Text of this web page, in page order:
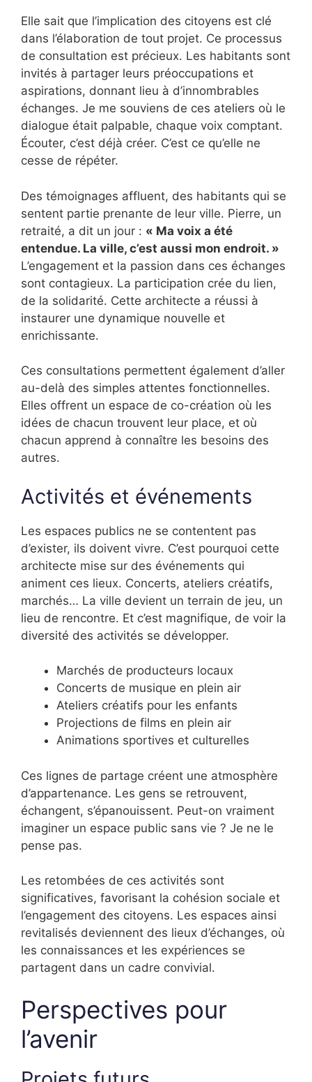
Elle sait que l’implication des citoyens est clé
dans l’élaboration de tout projet. Ce processus
de consultation est précieux. Les habitants sont
invités à partager leurs préoccupations et
aspirations, donnant lieu à d’innombrables
échanges. Je me souviens de ces ateliers où le
dialogue était palpable, chaque voix comptant.
Écouter, c’est déjà créer. C’est ce qu’elle ne
cesse de répéter.
Des témoignages affluent, des habitants qui se
sentent partie prenante de leur ville. Pierre, un
retraité, a dit un jour : « Ma voix a été
entendue. La ville, c’est aussi mon endroit. »
L’engagement et la passion dans ces échanges
sont contagieux. La participation crée du lien,
de la solidarité. Cette architecte a réussi à
instaurer une dynamique nouvelle et
enrichissante.
Ces consultations permettent également d’aller
au-delà des simples attentes fonctionnelles.
Elles offrent un espace de co-création où les
idées de chacun trouvent leur place, et où
chacun apprend à connaître les besoins des
autres.
Activités et événements
Les espaces publics ne se contentent pas
d’exister, ils doivent vivre. C’est pourquoi cette
architecte mise sur des événements qui
animent ces lieux. Concerts, ateliers créatifs,
marchés… La ville devient un terrain de jeu, un
lieu de rencontre. Et c’est magnifique, de voir la
diversité des activités se développer.
Marchés de producteurs locaux
Concerts de musique en plein air
Ateliers créatifs pour les enfants
Projections de films en plein air
Animations sportives et culturelles
Ces lignes de partage créent une atmosphère
d’appartenance. Les gens se retrouvent,
échangent, s’épanouissent. Peut-on vraiment
imaginer un espace public sans vie ? Je ne le
pense pas.
Les retombées de ces activités sont
significatives, favorisant la cohésion sociale et
l’engagement des citoyens. Les espaces ainsi
revitalisés deviennent des lieux d’échanges, où
les connaissances et les expériences se
partagent dans un cadre convivial.
Perspectives pour
l’avenir